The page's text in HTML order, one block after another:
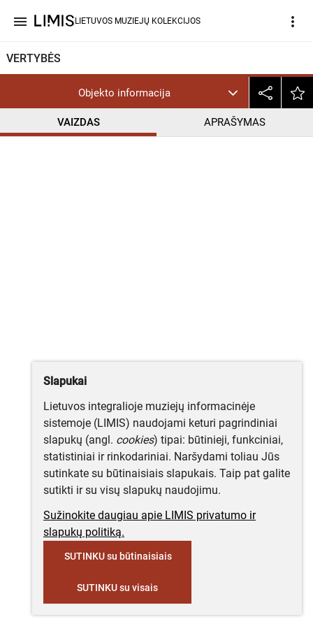
menu LIETUVOS MUZIEJŲ KOLEKCIJOS more_vert
VERTYBĖS
Objekto informacija
VAIZDAS APRAŠYMAS
Slapukai
Lietuvos integralioje muziejų informacinėje
sistemoje (LIMIS) naudojami keturi pagrindiniai
slapukų (angl. cookies) tipai: būtinieji, funkciniai,
statistiniai ir rinkodariniai. Naršydami toliau Jūs
sutinkate su būtinaisiais slapukais. Taip pat galite
sutikti ir su visų slapukų naudojimu.
Sužinokite daugiau apie LIMIS privatumo ir
slapukų politiką.
SUTINKU su būtinaisiais
SUTINKU su visais